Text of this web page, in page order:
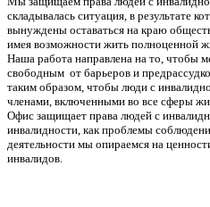
складывалась ситуация, в результате
вынуждены оставаться на краю
имея возможности жить полноценной
Наша работа направлена на то, чтобы
свободным от барьеров и
таким образом, чтобы люди с
членами, включенными во все сферы
Офис защищает права людей с
инвалидности, как проблемы
деятельности мы опираемся на
инвалидов.